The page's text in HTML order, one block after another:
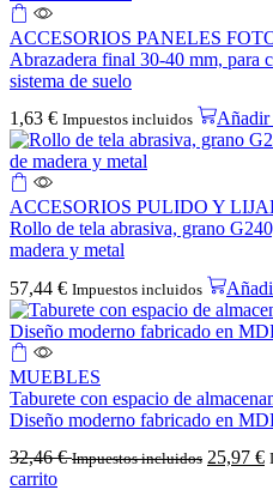
ACCESORIOS PANELES
Abrazadera final 30-40 mm, para
sistema de suelo
1,63 € Impuestos incluidos Añadir
ACCESORIOS PULIDO Y
Rollo de tela abrasiva, grano
madera y metal
57,44 € Impuestos incluidos
MUEBLES
Taburete con espacio de
Diseño moderno fabricado en
32,46€ Impuestos incluidos 25,97 €
carrito